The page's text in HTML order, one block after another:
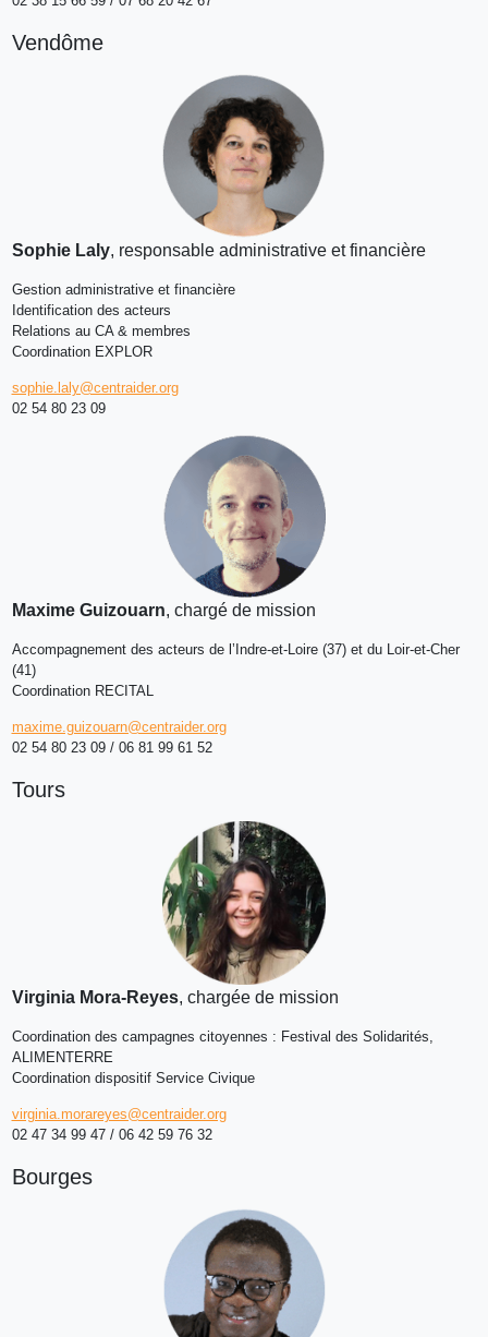
Vendôme
Sophie Laly, responsable administrative et financière
Gestion administrative et financière
Identification des acteurs
Relations au CA & membres
Coordination EXPLOR
sophie.laly@centraider.org
02 54 80 23 09
Maxime Guizouarn, chargé de mission
Accompagnement des acteurs de l’Indre-et-Loire (37) et du Loir-et-Cher
(41)
Coordination RECITAL
maxime.guizouarn@centraider.org
02 54 80 23 09 / 06 81 99 61 52
Tours
Virginia Mora-Reyes, chargée de mission
Coordination des campagnes citoyennes : Festival des Solidarités,
ALIMENTERRE
Coordination dispositif Service Civique
virginia.morareyes@centraider.org
02 47 34 99 47 / 06 42 59 76 32
Bourges